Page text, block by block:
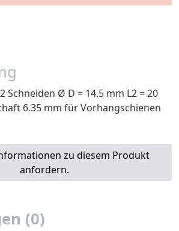
Schneiden Ø D = 14.5 mm L2 = 20
6.35 mm für Vorhangschienen
zu diesem Produkt
anfordern.
(0)